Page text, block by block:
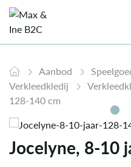
Aanbod
Verkleedkledij
128-140 cm
Jocelyne, 8-10